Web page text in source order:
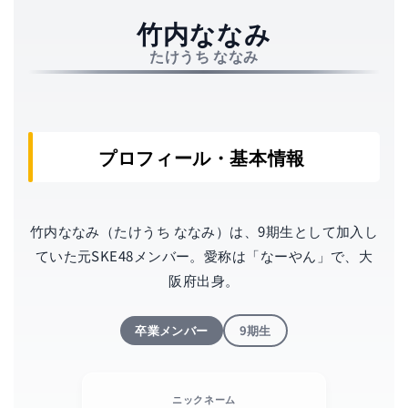
竹内ななみ
たけうち ななみ
プロフィール・基本情報
竹内ななみ（たけうち ななみ）は、9期生として加入し
ていた元SKE48メンバー。愛称は「なーやん」で、大
阪府出身。
卒業メンバー 9期生
ニックネーム